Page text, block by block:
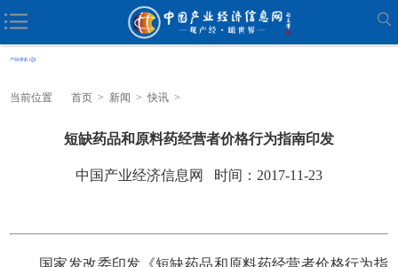
当前位置 首页 > 新闻 > 快讯 >
短缺药品和原料药经营者价格行为指南印发
中国产业经济信息网 时间：2017-11-23
国家发改委印发《短缺药品和原料药经营者价格行为指